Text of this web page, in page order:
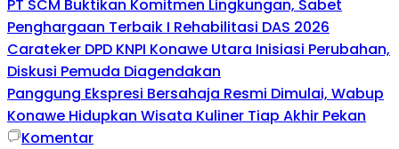
PT SCM Buktikan Komitmen Lingkungan, Sabet
Penghargaan Terbaik I Rehabilitasi DAS 2026
Carateker DPD KNPI Konawe Utara Inisiasi Perubahan,
Diskusi Pemuda Diagendakan
Panggung Ekspresi Bersahaja Resmi Dimulai, Wabup
Konawe Hidupkan Wisata Kuliner Tiap Akhir Pekan
Komentar